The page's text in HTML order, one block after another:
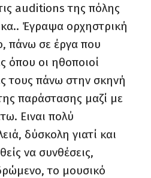
auditions της πόλης
Έγραψα ορχηστρική
πάνω σε έργα που
όπου οι ηθοποιοί
τους πάνω στην σκηνή
παράστασης μαζί με
Ειναι πολύ
δύσκολη γιατί και
να συνθέσεις,
το μουσικό